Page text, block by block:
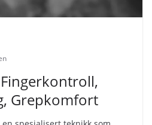
Grepkomfort